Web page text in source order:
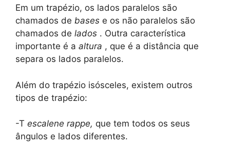
Em um trapézio, os lados paralelos são
chamados de bases e os não paralelos são
chamados de lados . Outra característica
importante é a altura , que é a distância que
separa os lados paralelos.
Além do trapézio isósceles, existem outros
tipos de trapézio:
-T escalene rappe, que tem todos os seus
ângulos e lados diferentes.